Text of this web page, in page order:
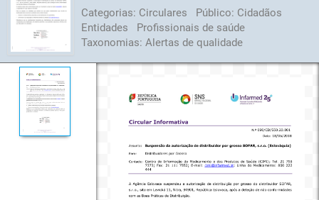
Categorias: Circulares Público: Cidadãos
Entidades
Profissionais de saúde
Taxonomias: Alertas de qualidade